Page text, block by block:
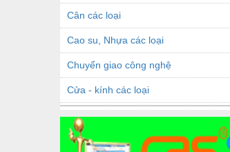
Cân các loại
Cao su, Nhựa các loại
Chuyển giao công nghệ
Cửa - kính các loại
Dầu khí - Thiết bị
Dây chuyền sản xuất